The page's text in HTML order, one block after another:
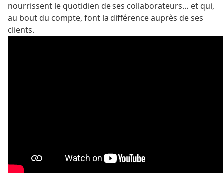
nourrissent le quotidien de ses collaborateurs… et qui,
au bout du compte, font la différence auprès de ses
clients.